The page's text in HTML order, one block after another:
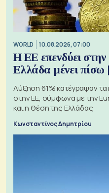
WORLD 10.08.2026, 07:00
Η ΕΕ επενδύει στην
Ελλάδα μένει
Αύξηση 61% κατέγραψαν τα
στην ΕΕ, σύμφωνα με την
και η θέση της Ελλάδας
Κωνσταντίνος Δημητρίου